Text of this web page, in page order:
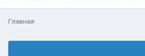
Главная